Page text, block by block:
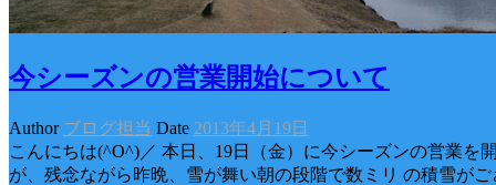
今シーズンの営業開始について
Author ブログ担当 Date 2013年4月19日
こんにちは(^O^)／ 本日、19日（金）に今シーズンの営業を
が、残念ながら昨晩、雪が舞い朝の段階で数ミリ の積雪が